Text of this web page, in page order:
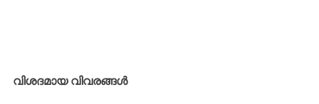
വിശദമായ വിവരങ്ങൾ